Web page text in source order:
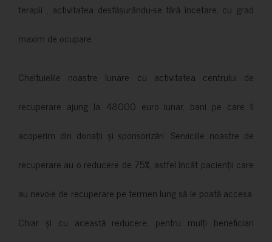
terapii , activitatea desfășurându-se fără încetare, cu grad
maxim de ocupare.
Cheltuielile noastre lunare cu activitatea centrului de
recuperare ajung la 48000 euro lunar, bani pe care îi
acoperim din donații și sponsorizări. Serviciile noastre de
recuperare au o reducere de 75%, astfel încât pacienții care
au nevoie de recuperare pe termen lung să le poată accesa.
Chiar și cu această reducere, pentru mulți beneficiari